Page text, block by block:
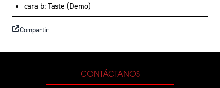
cara b: Taste (Demo)
Compartir
CONTÁCTANOS